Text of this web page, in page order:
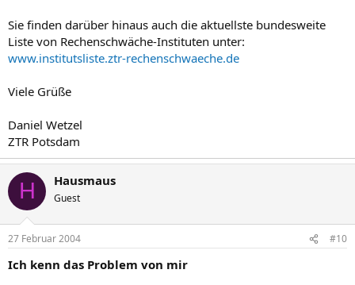
Sie finden darüber hinaus auch die aktuellste bundesweite
Liste von Rechenschwäche-Instituten unter:
www.institutsliste.ztr-rechenschwaeche.de
Viele Grüße
Daniel Wetzel
ZTR Potsdam
H Hausmaus
Guest
27 Februar 2004 #10
Ich kenn das Problem von mir